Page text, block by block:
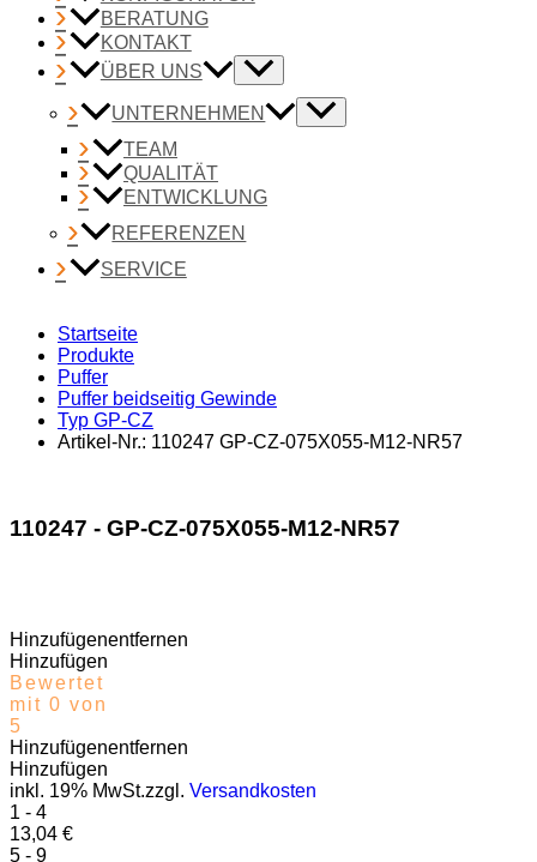
BERATUNG
KONTAKT
ÜBER UNS
UNTERNEHMEN
TEAM
QUALITÄT
ENTWICKLUNG
REFERENZEN
SERVICE
Startseite
Produkte
Puffer
Puffer beidseitig Gewinde
Typ GP-CZ
Artikel-Nr.: 110247 GP-CZ-075X055-M12-NR57
110247 - GP-CZ-075X055-M12-NR57
Hinzufügenentfernen
Hinzufügen
Bewertet
mit 0 von
5
Hinzufügenentfernen
Hinzufügen
inkl. 19% MwSt.zzgl. Versandkosten
1 - 4
13,04 €
5 - 9